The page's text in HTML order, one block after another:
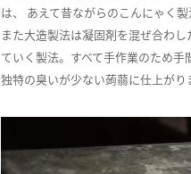
は、 あえて昔ながらのこんにゃく製
また大造製法は凝固剤を混ぜ合わ
ていく製法。すべて手作業のため
独特の臭いが少ない蒟蒻に仕上がり